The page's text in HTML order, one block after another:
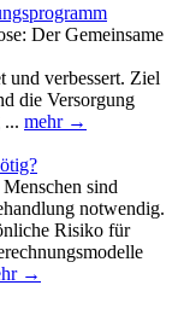
Der Gemeinsame
und verbessert. Ziel
die Versorgung
... mehr →
sind
notwendig.
Risiko für
→